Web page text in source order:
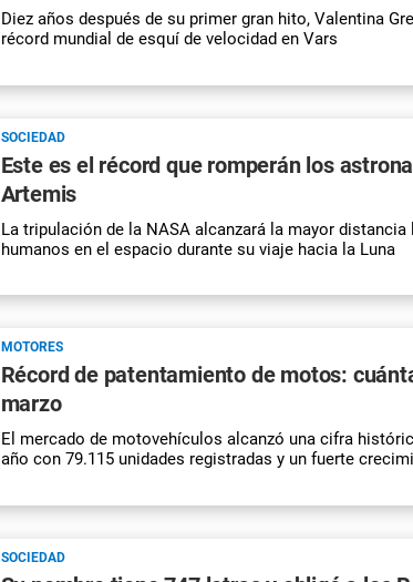
Diez años después de su primer gran hito, Valentina
récord mundial de esquí de velocidad en Vars
SOCIEDAD
Este es el récord que romperán los
Artemis
La tripulación de la NASA alcanzará la mayor distancia
humanos en el espacio durante su viaje hacia la Luna
MOTORES
Récord de patentamiento de motos:
marzo
El mercado de motovehículos alcanzó una cifra
año con 79.115 unidades registradas y un fuerte
SOCIEDAD